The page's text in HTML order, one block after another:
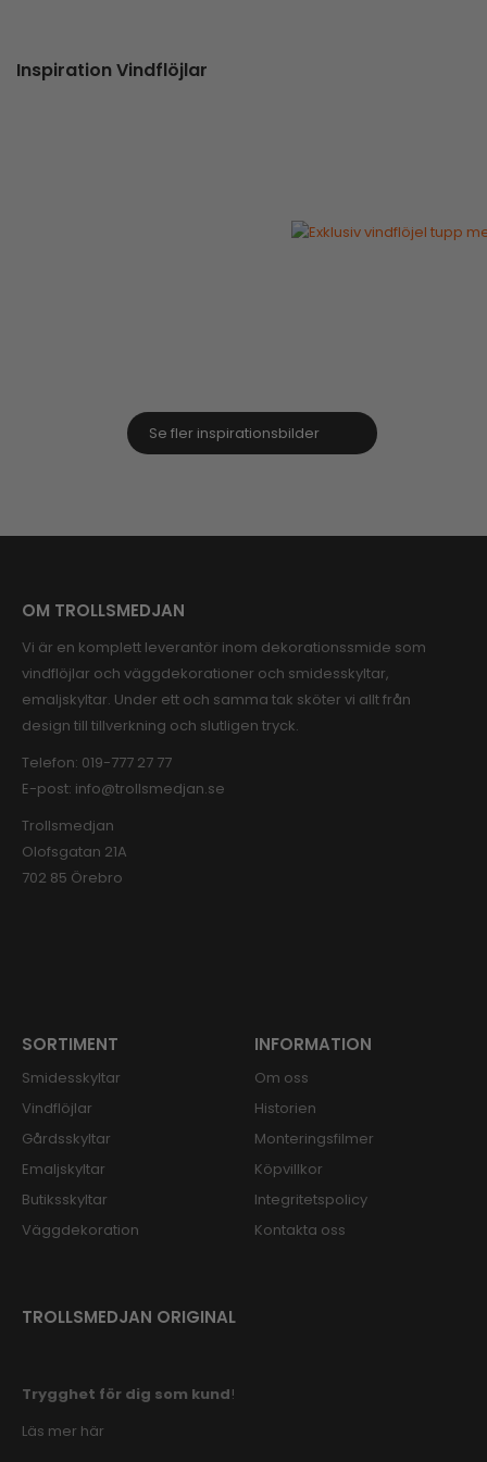
Inspiration Vindflöjlar
Se fler inspirationsbilder
OM TROLLSMEDJAN
Vi är en komplett leverantör inom dekorationssmide som
vindflöjlar och väggdekorationer och smidesskyltar,
emaljskyltar. Under ett och samma tak sköter vi allt från
design till tillverkning och slutligen tryck.
Telefon: 019-777 27 77
E-post: info@trollsmedjan.se
Trollsmedjan
Olofsgatan 21A
702 85 Örebro
SORTIMENT
Smidesskyltar
Vindflöjlar
Gårdsskyltar
Emaljskyltar
Butiksskyltar
Väggdekoration
INFORMATION
Om oss
Historien
Monteringsfilmer
Köpvillkor
Integritetspolicy
Kontakta oss
TROLLSMEDJAN ORIGINAL
Trygghet för dig som kund!
Läs mer här